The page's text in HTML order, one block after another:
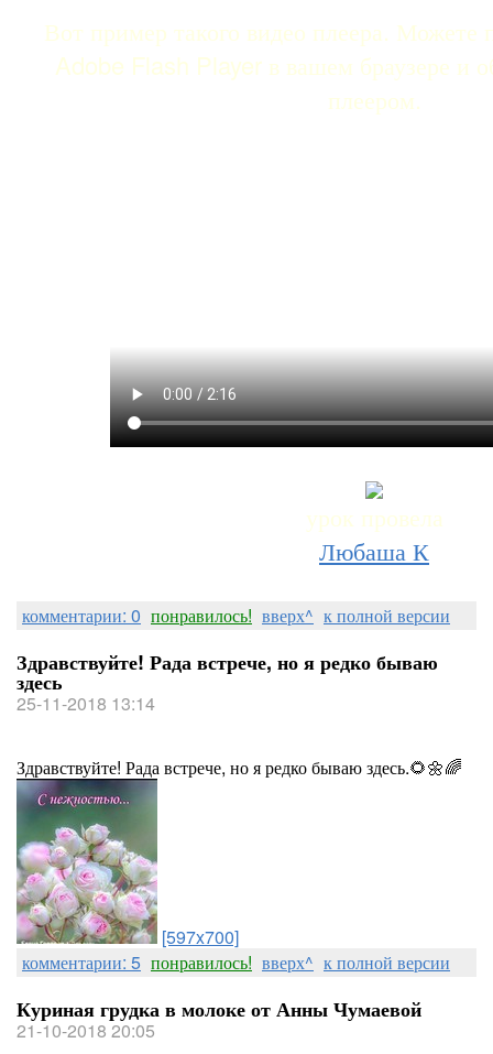
Вот пример такого видео плеера. Можете
Adobe Flash Player в вашем браузере и
плеером.
урок провела
Любаша К
комментарии: 0 понравилось! вверх^ к полной версии
Здравствуйте! Рада встрече, но я редко бываю
здесь
25-11-2018 13:14
Здравствуйте! Рада встрече, но я редко бываю здесь.🌻🌼🌈
[597x700]
комментарии: 5 понравилось! вверх^ к полной версии
Куриная грудка в молоке от Анны Чумаевой
21-10-2018 20:05